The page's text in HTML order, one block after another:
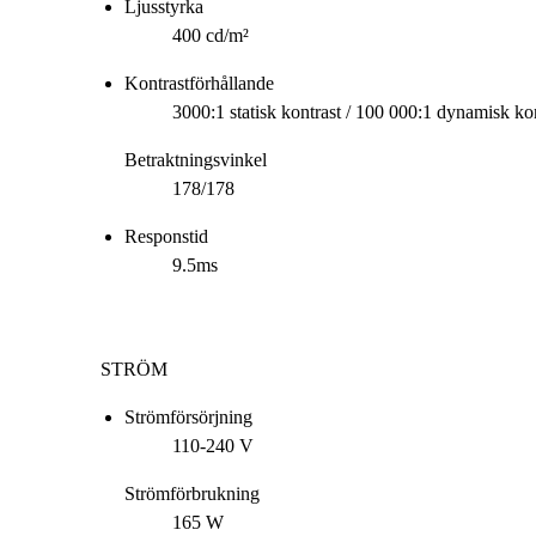
Ljusstyrka
400 cd/m²
Kontrastförhållande
3000:1 statisk kontrast / 100 000:1 dynamisk
Betraktningsvinkel
178/178
Responstid
9.5ms
STRÖM
Strömförsörjning
110-240 V
Strömförbrukning
165 W